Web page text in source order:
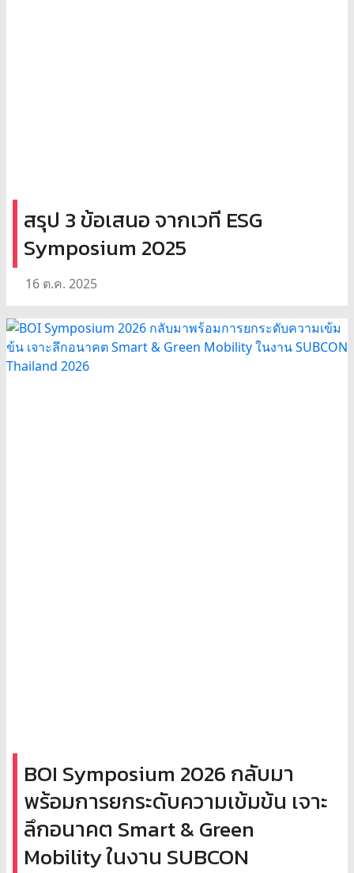
สรุป 3 ข้อเสนอ จากเวที ESG
Symposium 2025
16 ต.ค. 2025
BOI Symposium 2026 กลับมา
พร้อมการยกระดับความเข้มข้น เจาะ
ลึกอนาคต Smart & Green
Mobility ในงาน SUBCON